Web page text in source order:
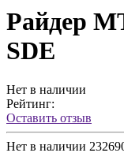
Райдер
SDE
Нет в наличии
Рейтинг:
Оставить отзыв
Нет в наличии